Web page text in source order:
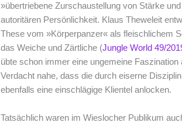
»übertriebene Zurschaustellung von Stärke
autoritären Persönlichkeit. Klaus Theweleit
These vom »Körperpanzer« als fleischlichem
das Weiche und Zärtliche (Jungle World 49/
übte schon immer eine ungemeine
Verdacht nahe, dass die durch eiserne
ebenfalls eine einschlägige Klientel anlocken.
Tatsächlich waren im Wieslocher Publikum